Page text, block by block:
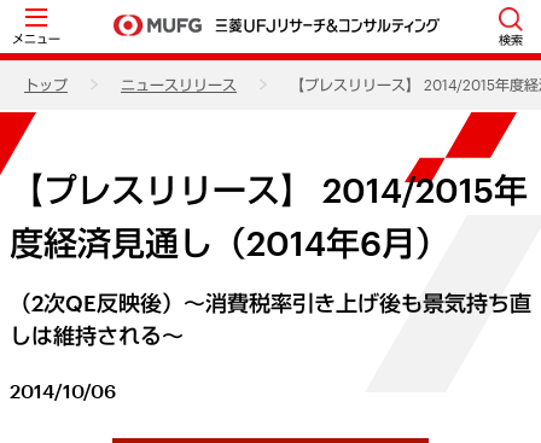
メニュー 検索
トップ ニュースリリース 【プレスリリース】 2014/2015年度
【プレスリリース】 2014/2015年
度経済見通し（2014年6月）
（2次QE反映後）～消費税率引き上げ後も景気持ち直
しは維持される～
2014/10/06